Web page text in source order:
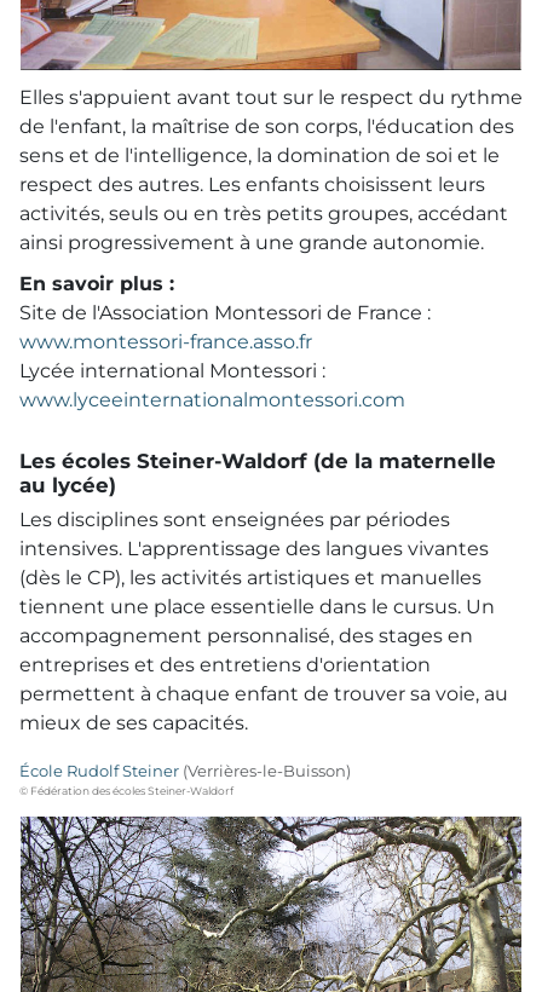
Elles s'appuient avant tout sur le respect du rythme
de l'enfant, la maîtrise de son corps, l'éducation des
sens et de l'intelligence, la domination de soi et le
respect des autres. Les enfants choisissent leurs
activités, seuls ou en très petits groupes, accédant
ainsi progressivement à une grande autonomie.
En savoir plus :
Site de l'Association Montessori de France :
www.montessori-france.asso.fr
Lycée international Montessori :
www.lyceeinternationalmontessori.com
Les écoles Steiner-Waldorf (de la maternelle
au lycée)
Les disciplines sont enseignées par périodes
intensives. L'apprentissage des langues vivantes
(dès le CP), les activités artistiques et manuelles
tiennent une place essentielle dans le cursus. Un
accompagnement personnalisé, des stages en
entreprises et des entretiens d'orientation
permettent à chaque enfant de trouver sa voie, au
mieux de ses capacités.
École Rudolf Steiner (Verrières-le-Buisson)
© Fédération des écoles Steiner-Waldorf